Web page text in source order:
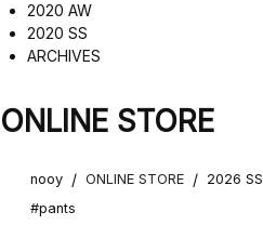
2020 AW
2020 SS
ARCHIVES
ONLINE STORE
nooy / ONLINE STORE / 2026 SS
#pants